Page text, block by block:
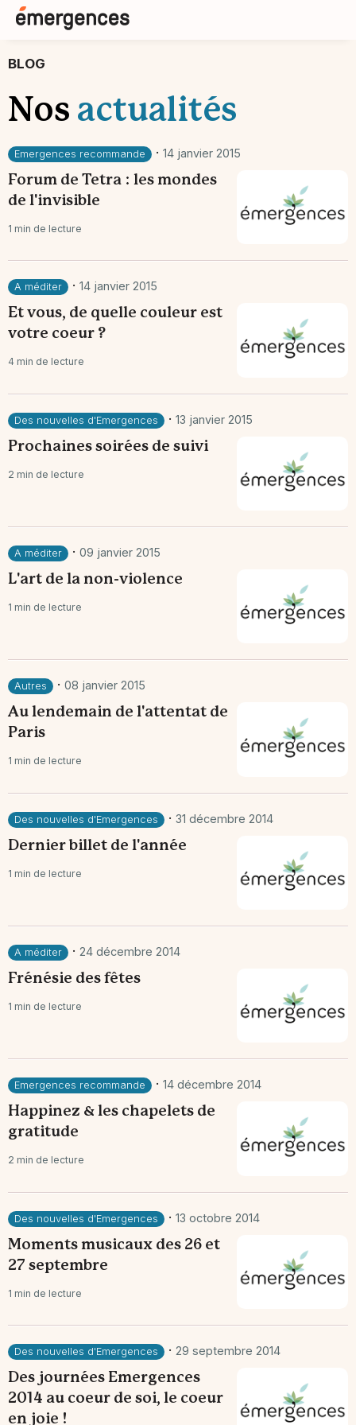
BLOG
Nos actualités
Emergences recommande · 14 janvier 2015
Forum de Tetra : les mondes
de l'invisible
1 min de lecture
A méditer · 14 janvier 2015
Et vous, de quelle couleur est
votre coeur ?
4 min de lecture
Des nouvelles d'Emergences · 13 janvier 2015
Prochaines soirées de suivi
2 min de lecture
A méditer · 09 janvier 2015
L'art de la non-violence
1 min de lecture
Autres · 08 janvier 2015
Au lendemain de l'attentat de
Paris
1 min de lecture
Des nouvelles d'Emergences · 31 décembre 2014
Dernier billet de l'année
1 min de lecture
A méditer · 24 décembre 2014
Frénésie des fêtes
1 min de lecture
Emergences recommande · 14 décembre 2014
Happinez & les chapelets de
gratitude
2 min de lecture
Des nouvelles d'Emergences · 13 octobre 2014
Moments musicaux des 26 et
27 septembre
1 min de lecture
Des nouvelles d'Emergences · 29 septembre 2014
Des journées Emergences
2014 au coeur de soi, le coeur
en joie !